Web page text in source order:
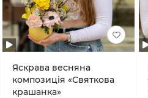
Яскрава весняна
композиція «Святкова
крашанка»